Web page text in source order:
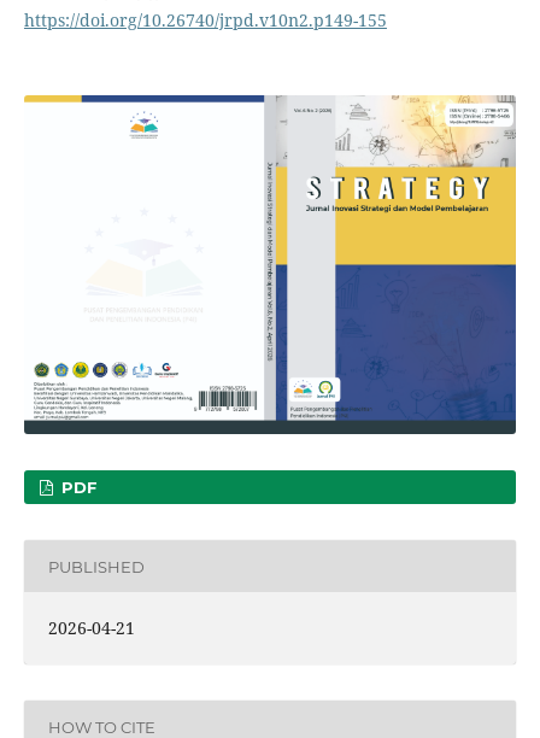
https://doi.org/10.26740/jrpd.v10n2.p149-155
PDF
PUBLISHED
2026-04-21
HOW TO CITE